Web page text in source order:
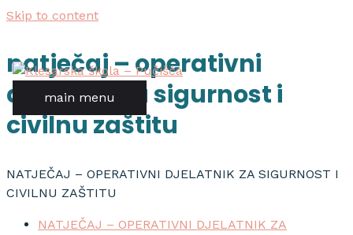
Skip to content
main menu
natječaj – operativni
djelatnik za sigurnost i
civilnu zaštitu
NATJEČAJ – OPERATIVNI DJELATNIK ZA SIGURNOST I
CIVILNU ZAŠTITU
NATJEČAJ – OPERATIVNI DJELATNIK ZA